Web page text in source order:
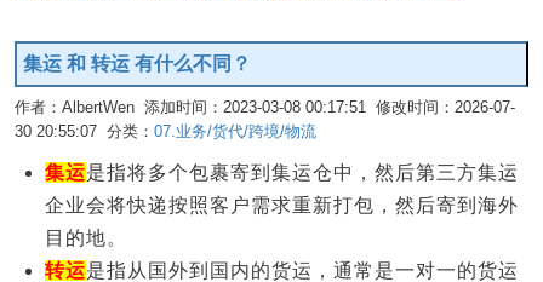
集运 和 转运 有什么不同？
作者：AlbertWen 添加时间：2023-03-08 00:17:51 修改时间：2026-07-
30 20:55:07 分类： 07.业务/货代/跨境/物流
集运是指将多个包裹寄到集运仓中，然后第三方集运
企业会将快递按照客户需求重新打包，然后寄到海外
目的地。
转运是指从国外到国内的货运，通常是一对一的货运